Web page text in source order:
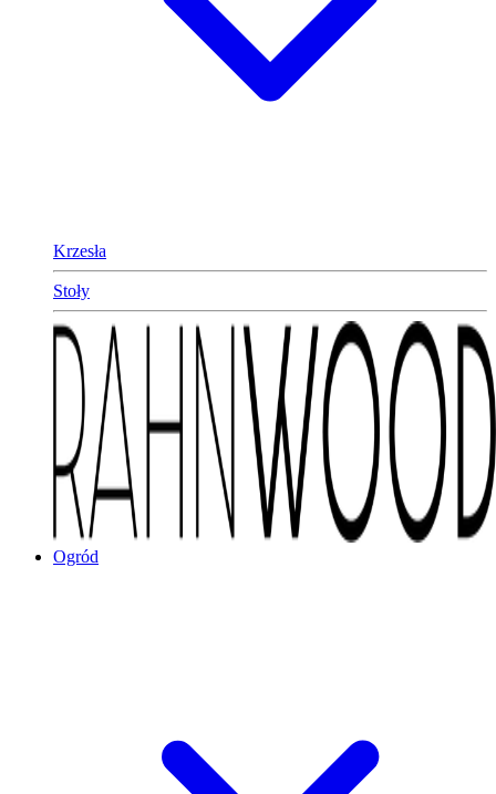
Krzesła
Stoły
Ogród